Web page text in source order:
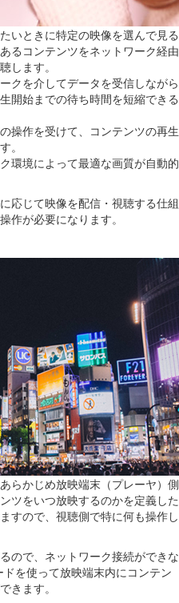
いときに特定の映像を選んで見る
るコンテンツをネットワーク経由
します。
クを介してデータを受信しながら
開始までの待ち時間を短縮できる
操作を受けて、コンテンツの再生
。
環境によって最適な画質が自動的
応じて映像を配信・視聴する仕組
作が必要になります。
らかじめ放映端末（プレーヤ）側
ツをいつ放映するのかを定義した
すので、視聴側で特に何も操作し
ので、ネットワーク接続ができな
を使って放映端末内にコンテン
きます。